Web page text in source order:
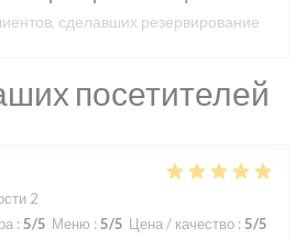
посетителей
2
: 5/5 Меню : 5/5 Цена / качество : 5/5
сделавших резервирование